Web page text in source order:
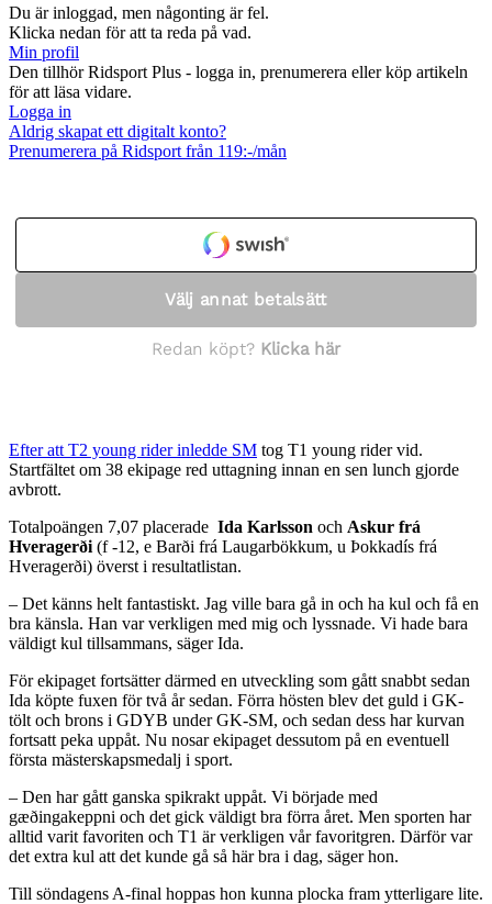
Du är inloggad, men någonting är fel.
Klicka nedan för att ta reda på vad.
Min profil
Den tillhör Ridsport Plus - logga in, prenumerera eller köp artikeln
för att läsa vidare.
Logga in
Aldrig skapat ett digitalt konto?
Prenumerera på Ridsport från 119:-/mån
Efter att T2 young rider inledde SM tog T1 young rider vid.
Startfältet om 38 ekipage red uttagning innan en sen lunch gjorde
avbrott.
Totalpoängen 7,07 placerade Ida Karlsson och Askur frá
Hveragerði (f -12, e Barði frá Laugarbökkum, u Þokkadís frá
Hveragerði) överst i resultatlistan.
– Det känns helt fantastiskt. Jag ville bara gå in och ha kul och få en
bra känsla. Han var verkligen med mig och lyssnade. Vi hade bara
väldigt kul tillsammans, säger Ida.
För ekipaget fortsätter därmed en utveckling som gått snabbt sedan
Ida köpte fuxen för två år sedan. Förra hösten blev det guld i GK-
tölt och brons i GDYB under GK-SM, och sedan dess har kurvan
fortsatt peka uppåt. Nu nosar ekipaget dessutom på en eventuell
första mästerskapsmedalj i sport.
– Den har gått ganska spikrakt uppåt. Vi började med
gæðingakeppni och det gick väldigt bra förra året. Men sporten har
alltid varit favoriten och T1 är verkligen vår favoritgren. Därför var
det extra kul att det kunde gå så här bra i dag, säger hon.
Till söndagens A-final hoppas hon kunna plocka fram ytterligare lite.